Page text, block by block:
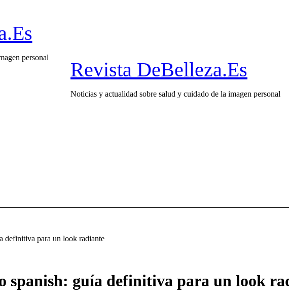
personal
Revista DeBelleza.Es
Noticias y actualidad sobre salud y cuidado de la imagen personal
definitiva para un look radiante
spanish: guía definitiva para un look